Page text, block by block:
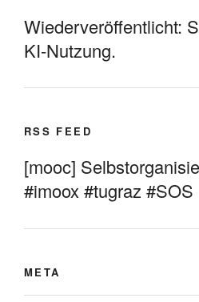
Wiederveröffentlicht:
KI-Nutzung.
RSS FEED
[mooc]
#imoox #tugraz #SOS
META